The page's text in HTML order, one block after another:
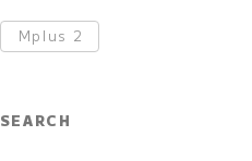
Mplus 2
SEARCH